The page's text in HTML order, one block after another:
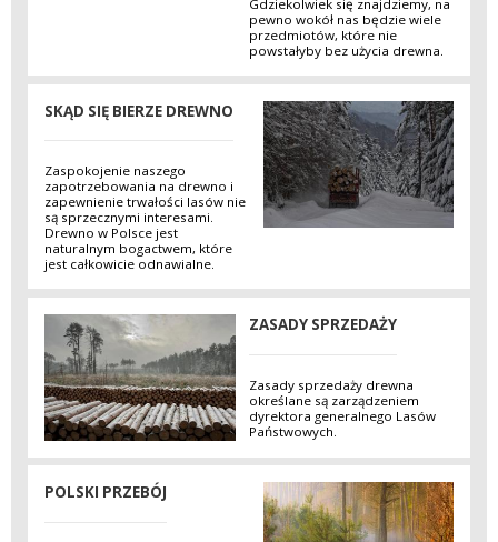
Gdziekolwiek się znajdziemy, na
pewno wokół nas będzie wiele
przedmiotów, które nie
powstałyby bez użycia drewna.
SKĄD SIĘ BIERZE DREWNO
Zaspokojenie naszego
zapotrzebowania na drewno i
zapewnienie trwałości lasów nie
są sprzecznymi interesami.
Drewno w Polsce jest
naturalnym bogactwem, które
jest całkowicie odnawialne.
ZASADY SPRZEDAŻY
Zasady sprzedaży drewna
określane są zarządzeniem
dyrektora generalnego Lasów
Państwowych.
POLSKI PRZEBÓJ